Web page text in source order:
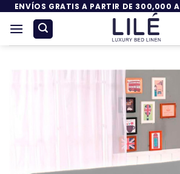
Saltar
contenido
ENVÍOS GRATIS A PARTIR DE 300,000